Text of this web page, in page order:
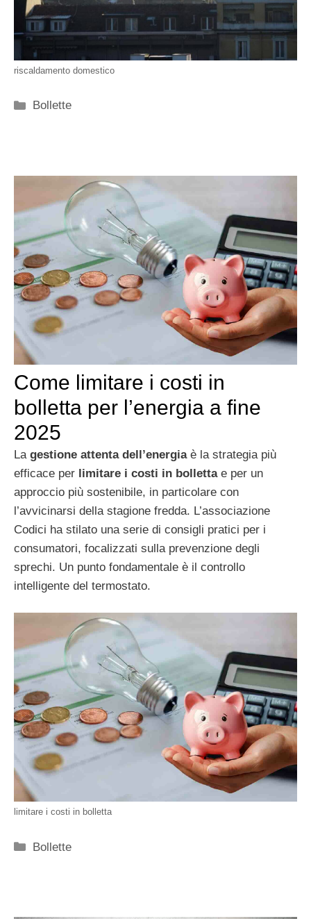
riscaldamento domestico
Categorie
Bollette
Come limitare i costi in
bolletta per l’energia a fine
2025
La gestione attenta dell’energiaè la strategia più
efficace per limitare i costi in bollettae per un
approccio più sostenibile, in particolare con
l’avvicinarsi della stagione fredda. L’associazione
Codici ha stilato una serie di consigli pratici per i
consumatori, focalizzati sulla prevenzione degli
sprechi. Un punto fondamentale è il controllo
intelligente del termostato.
limitare i costi in bolletta
Categorie
Bollette